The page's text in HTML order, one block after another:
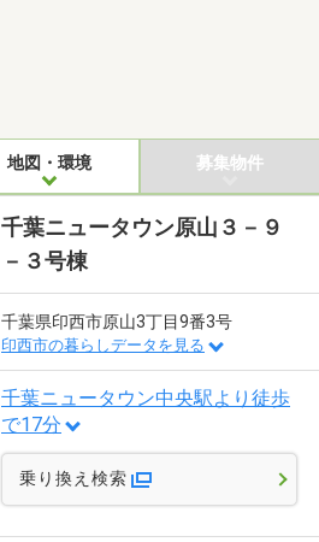
地図・環境 募集物件
千葉ニュータウン原山３－９
－３号棟
千葉県印西市原山3丁目9番3号
印西市の暮らしデータを見る
千葉ニュータウン中央駅より徒歩
で17分
乗り換え検索